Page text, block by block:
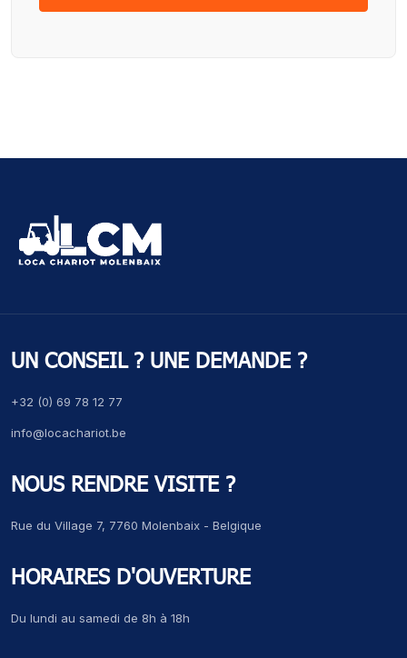
UN CONSEIL ? UNE DEMANDE ?
+32 (0) 69 78 12 77
info@locachariot.be
NOUS RENDRE VISITE ?
Rue du Village 7, 7760 Molenbaix - Belgique
HORAIRES D'OUVERTURE
Du lundi au samedi de 8h à 18h